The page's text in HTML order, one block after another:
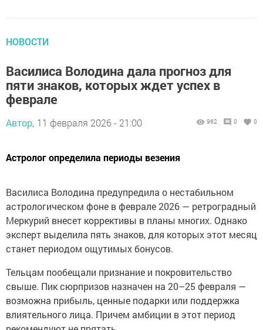
НОВОСТИ
Василиса Володина дала прогноз для
пяти знаков, которых ждет успех в
феврале
Автор, 11 февраля 2026 - 21:00 962 0 0
Астролог определила периоды везения
Василиса Володина предупредила о нестабильном
астрологическом фоне в феврале 2026 — ретроградный
Меркурий внесет коррективы в планы многих. Однако
эксперт выделила пять знаков, для которых этот месяц
станет периодом ощутимых бонусов.
Тельцам пообещали признание и покровительство
свыше. Пик сюрпризов назначен на 20–25 февраля —
возможна прибыль, ценные подарки или поддержка
влиятельного лица. Причем амбиции в этот период